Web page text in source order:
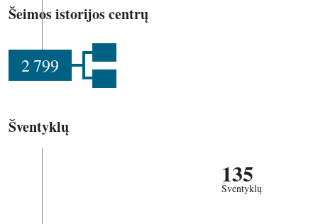
Šeimos istorijos centrų
2 799
Šventyklų
135
Šventyklų